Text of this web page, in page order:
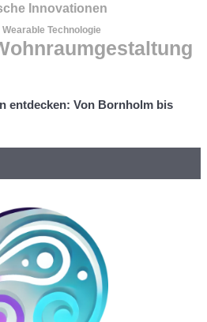
Innovationen
Wearable Technologie
entdecken: Von Bornholm bis